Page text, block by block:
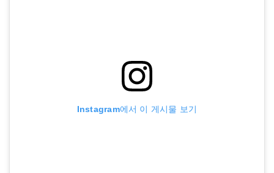
Instagram에서 이 게시물 보기